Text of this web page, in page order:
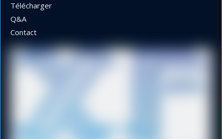
Télécharger
Q&A
Contact